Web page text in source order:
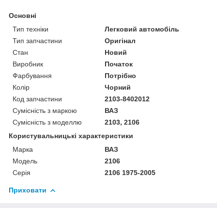
Основні
Тип техніки
Легковий автомобіль
Тип запчастини
Оригінал
Стан
Новий
Виробник
Початок
Фарбування
Потрібно
Колір
Чорний
Код запчастини
2103-8402012
Сумісність з маркою
ВАЗ
Сумісність з моделлю
2103, 2106
Користувальницькі характеристики
Марка
ВАЗ
Модель
2106
Серія
2106 1975-2005
Приховати